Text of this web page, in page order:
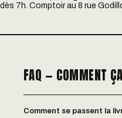
dès 7h. Comptoir au 8 rue
FAQ — COMMENT
Comment se passent la